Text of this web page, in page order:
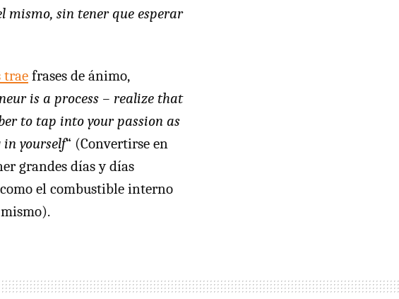
mismo, sin tener que esperar
trae frases de ánimo,
is a process – realize that
to tap into your passion as
yourself“ (Convertirse en
grandes días y días
el combustible interno